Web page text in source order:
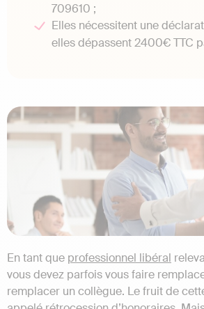
709610 ;
Elles nécessitent une
elles dépassent 2400€ TTC
En tant que professionnel libéral
vous devez parfois vous faire
remplacer un collègue. Le fruit de